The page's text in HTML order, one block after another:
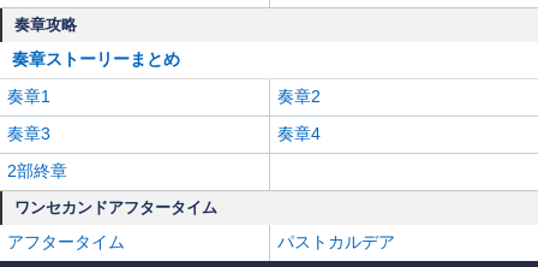
奏章攻略
奏章ストーリーまとめ
奏章1
奏章2
奏章3
奏章4
2部終章
ワンセカンドアフタータイム
アフタータイム パストカルデア